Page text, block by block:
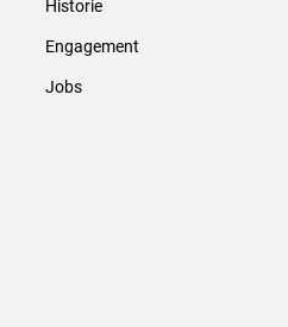
Historie
Engagement
Jobs